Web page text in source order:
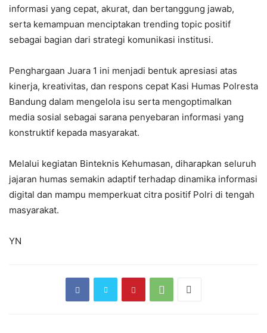
informasi yang cepat, akurat, dan bertanggung jawab,
serta kemampuan menciptakan trending topic positif
sebagai bagian dari strategi komunikasi institusi.
Penghargaan Juara 1 ini menjadi bentuk apresiasi atas
kinerja, kreativitas, dan respons cepat Kasi Humas Polresta
Bandung dalam mengelola isu serta mengoptimalkan
media sosial sebagai sarana penyebaran informasi yang
konstruktif kepada masyarakat.
Melalui kegiatan Binteknis Kehumasan, diharapkan seluruh
jajaran humas semakin adaptif terhadap dinamika informasi
digital dan mampu memperkuat citra positif Polri di tengah
masyarakat.
YN